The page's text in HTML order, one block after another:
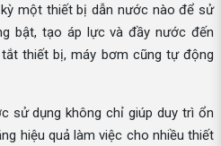
một thiết bị dẫn nước nào để sử
bật, tạo áp lực và đầy nước đến
thiết bị, máy bơm cũng tự động
sử dụng không chỉ giúp duy trì ổn
hiệu quả làm việc cho nhiều thiết